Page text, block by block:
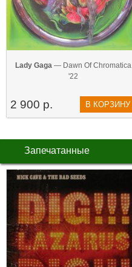
Lady Gaga— Dawn Of Chromatica
'22
2 900 р. В КОРЗИНУ
Запечатанные